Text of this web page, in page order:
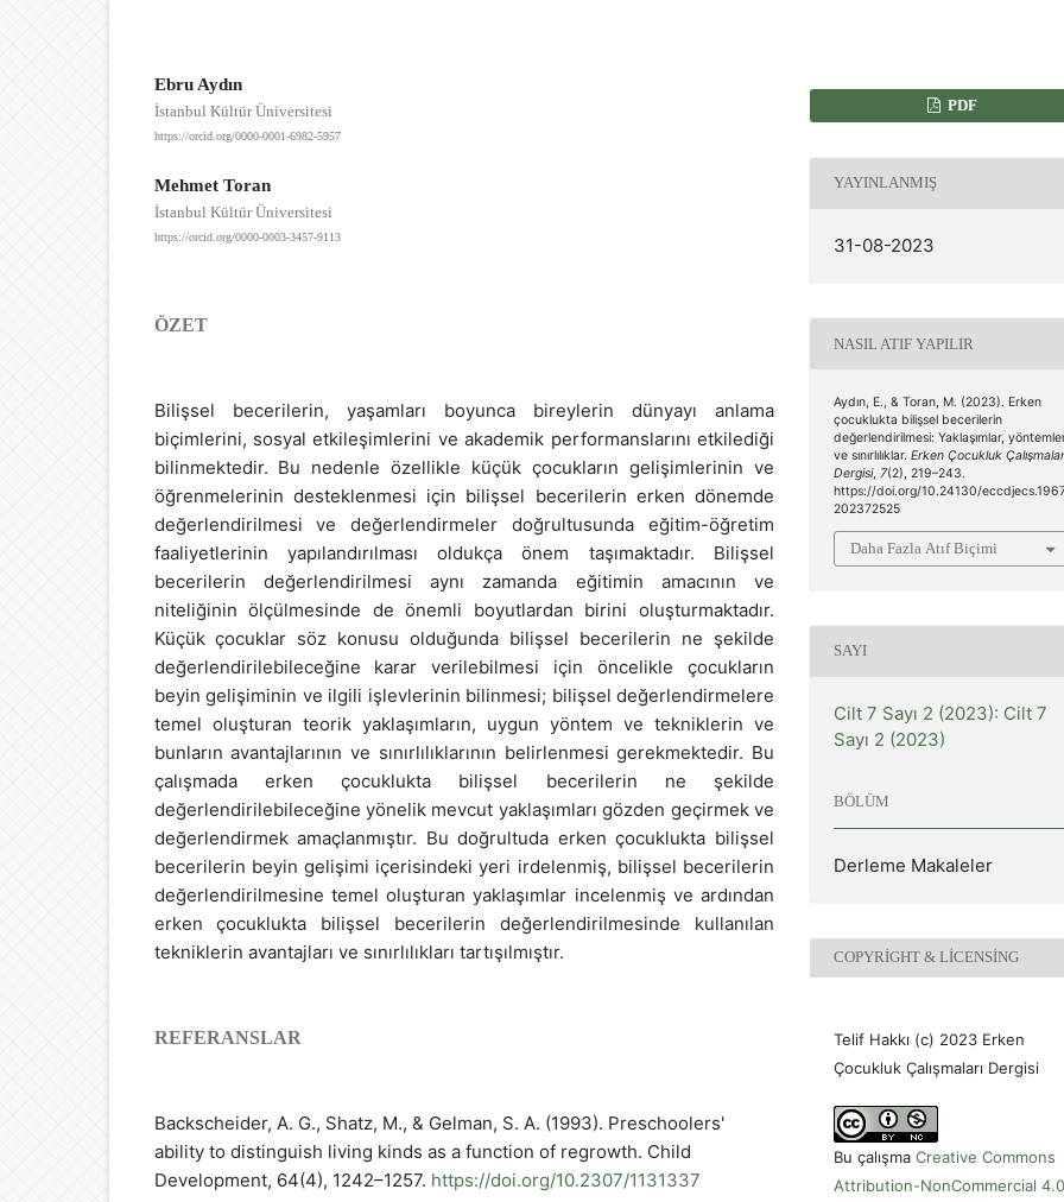
Ebru Aydın
İstanbul Kültür Üniversitesi
https://orcid.org/0000-0001-6982-5957
Mehmet Toran
İstanbul Kültür Üniversitesi
https://orcid.org/0000-0003-3457-9113
ÖZET
Bilişsel becerilerin, yaşamları boyunca bireylerin dünyayı anlama
biçimlerini, sosyal etkileşimlerini ve akademik performanslarını etkilediği
bilinmektedir. Bu nedenle özellikle küçük çocukların gelişimlerinin ve
öğrenmelerinin desteklenmesi için bilişsel becerilerin erken dönemde
değerlendirilmesi ve değerlendirmeler doğrultusunda eğitim-öğretim
faaliyetlerinin yapılandırılması oldukça önem taşımaktadır. Bilişsel
becerilerin değerlendirilmesi aynı zamanda eğitimin amacının ve
niteliğinin ölçülmesinde de önemli boyutlardan birini oluşturmaktadır.
Küçük çocuklar söz konusu olduğunda bilişsel becerilerin ne şekilde
değerlendirilebileceğine karar verilebilmesi için öncelikle çocukların
beyin gelişiminin ve ilgili işlevlerinin bilinmesi; bilişsel değerlendirmelere
temel oluşturan teorik yaklaşımların, uygun yöntem ve tekniklerin ve
bunların avantajlarının ve sınırlılıklarının belirlenmesi gerekmektedir. Bu
çalışmada erken çocuklukta bilişsel becerilerin ne şekilde
değerlendirilebileceğine yönelik mevcut yaklaşımları gözden geçirmek ve
değerlendirmek amaçlanmıştır. Bu doğrultuda erken çocuklukta bilişsel
becerilerin beyin gelişimi içerisindeki yeri irdelenmiş, bilişsel becerilerin
değerlendirilmesine temel oluşturan yaklaşımlar incelenmiş ve ardından
erken çocuklukta bilişsel becerilerin değerlendirilmesinde kullanılan
tekniklerin avantajları ve sınırlılıkları tartışılmıştır.
REFERANSLAR
Backscheider, A. G., Shatz, M., & Gelman, S. A. (1993). Preschoolers'
ability to distinguish living kinds as a function of regrowth. Child
Development, 64(4), 1242–1257. https://doi.org/10.2307/1131337
PDF
YAYINLANMIŞ
31-08-2023
NASIL ATIF YAPILIR
Aydın, E., & Toran, M. (2023). Erken
çocuklukta bilişsel becerilerin
değerlendirilmesi: Yaklaşımlar,
ve sınırlılıklar.Erken Çocukluk
Dergisi,7(2), 219–243.
https://doi.org/10.24130/
202372525
Daha Fazla Atıf Biçimi
SAYI
Cilt 7 Sayı 2 (2023): Cilt 7
Sayı 2 (2023)
BÖLÜM
Derleme Makaleler
COPYRIGHT & LICENSING
Telif Hakkı (c) 2023 Erken
Çocukluk Çalışmaları Dergisi
Bu çalışmaCreative Commons
Attribution-NonCommercial 4.0